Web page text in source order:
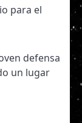
para el
defensa
un lugar